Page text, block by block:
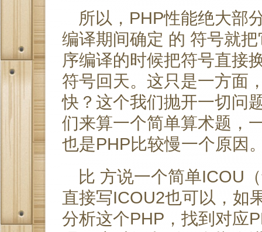
所以，PHP性能绝大部
编译期间确定 的 符号就
序编译的时候把符号直接
符号回天。这只是一方面
快？这个我们抛开一切问
们来算一个简单算术题，
也是PHP比较慢一个原因
比 方说一个简单ICOU
直接写ICOU2也可以，如
分析这个PHP，找到对应